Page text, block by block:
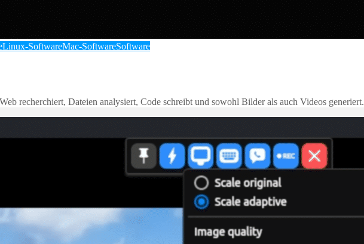
Linux-SoftwareMac-SoftwareSoftware
recherchiert, Dateien analysiert, Code schreibt und sowohl Bilder als auch Videos generiert.